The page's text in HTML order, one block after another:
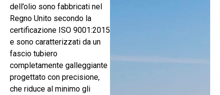
dell’olio sono fabbricati nel
Regno Unito secondo la
certificazione ISO 9001:2015
e sono caratterizzati da un
fascio tubiero
completamente galleggiante
progettato con precisione,
che riduce al minimo gli